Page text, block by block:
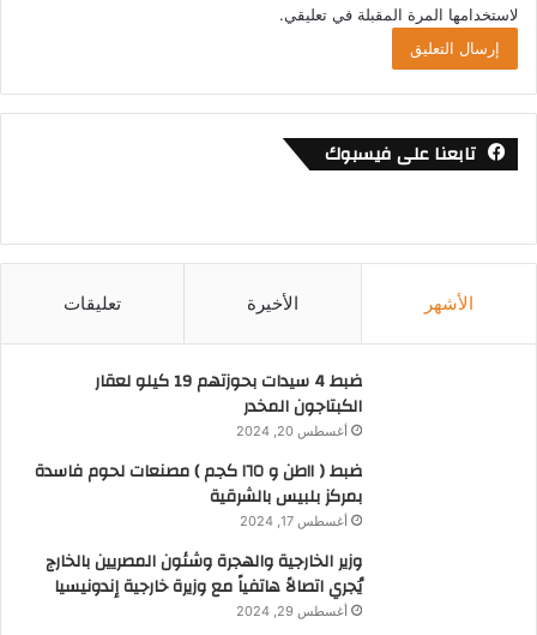
لاستخدامها المرة المقبلة في تعليقي.
تابعنا على فيسبوك
الأشهر الأخيرة تعليقات
ضبط 4 سيدات بحوزتهم 19 كيلو لعقار
الكبتاجون المخدر
أغسطس 20, 2024
ضبط ( ١١طن و ١٦٥ كجم ) مصنعات لحوم فاسدة
بمركز بلبيس بالشرقية
أغسطس 17, 2024
وزير الخارجية والهجرة وشئون المصريين بالخارج
يُجري اتصالاً هاتفياً مع وزيرة خارجية إندونيسيا
أغسطس 29, 2024